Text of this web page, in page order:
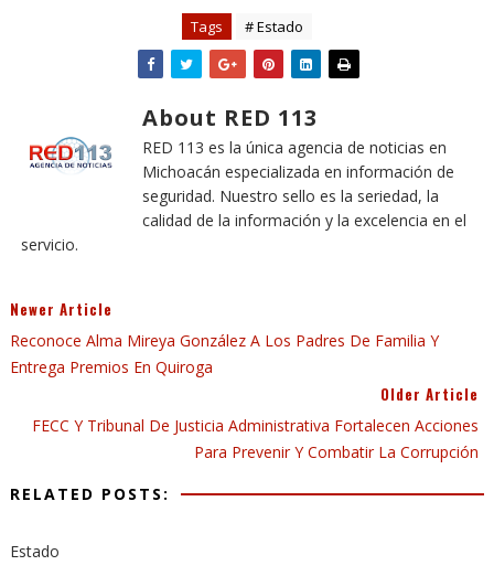
Tags # Estado
About RED 113
RED 113 es la única agencia de noticias en
Michoacán especializada en información de
seguridad. Nuestro sello es la seriedad, la
calidad de la información y la excelencia en el
servicio.
Newer Article
Reconoce Alma Mireya González A Los Padres De Familia Y
Entrega Premios En Quiroga
Older Article
FECC Y Tribunal De Justicia Administrativa Fortalecen Acciones
Para Prevenir Y Combatir La Corrupción
RELATED POSTS:
Estado